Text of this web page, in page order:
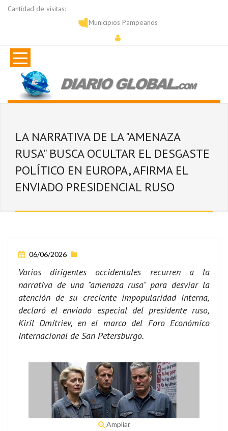
Cantidad de visitas:
Municipios Pampeanos
LA NARRATIVA DE LA "AMENAZA
RUSA" BUSCA OCULTAR EL DESGASTE
POLÍTICO EN EUROPA, AFIRMA EL
ENVIADO PRESIDENCIAL RUSO
06/06/2026
Varios dirigentes occidentales recurren a la
narrativa de una "amenaza rusa" para desviar la
atención de su creciente impopularidad interna,
declaró el enviado especial del presidente ruso,
Kiril Dmítriev, en el marco del Foro Económico
Internacional de San Petersburgo.
Ampliar